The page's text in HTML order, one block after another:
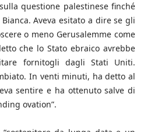
questione palestinese finché
Aveva esitato a dire se gli
o meno Gerusalemme come
che lo Stato ebraico avrebbe
fornitogli dagli Stati Uniti.
In venti minuti, ha detto al
sentire e ha ottenuto salve di
ovation”.